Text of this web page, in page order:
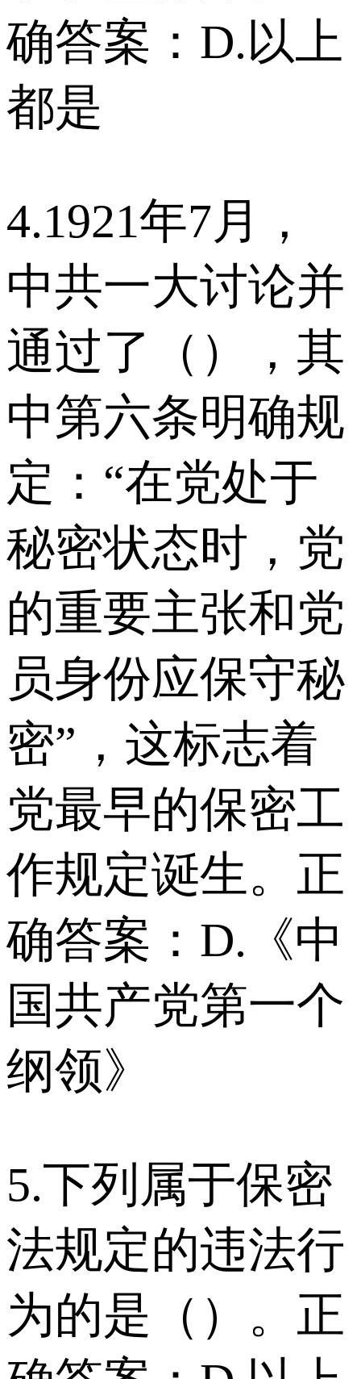
确答案：D.以上
都是
4.1921年7月，
中共一大讨论并
通过了（），其
中第六条明确规
定：“在党处于
秘密状态时，党
的重要主张和党
员身份应保守秘
密”，这标志着
党最早的保密工
作规定诞生。正
确答案：D.《中
国共产党第一个
纲领》
5.下列属于保密
法规定的违法行
为的是（）。正